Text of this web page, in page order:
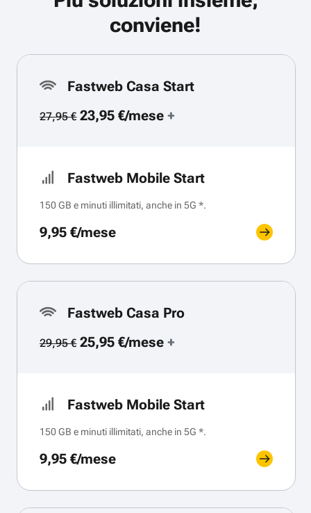
conviene!
Fastweb Casa Start
27,95 €23,95 €/mese+
Fastweb Mobile Start
150 GB e minuti illimitati, anche in 5G *.
9,95 €/mese
Fastweb Casa Pro
29,95 €25,95 €/mese+
Fastweb Mobile Start
150 GB e minuti illimitati, anche in 5G *.
9,95 €/mese